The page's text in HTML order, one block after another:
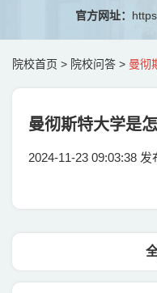
官方网址：
院校首页 > 院校问答 > 曼彻
曼彻斯特大学是
2024-11-23 09:03:38 发